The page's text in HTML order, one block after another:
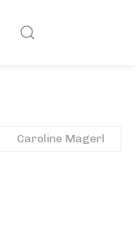
Caroline Magerl